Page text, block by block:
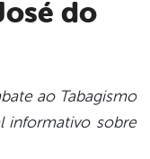
do
ao Tabagismo
informativo sobre